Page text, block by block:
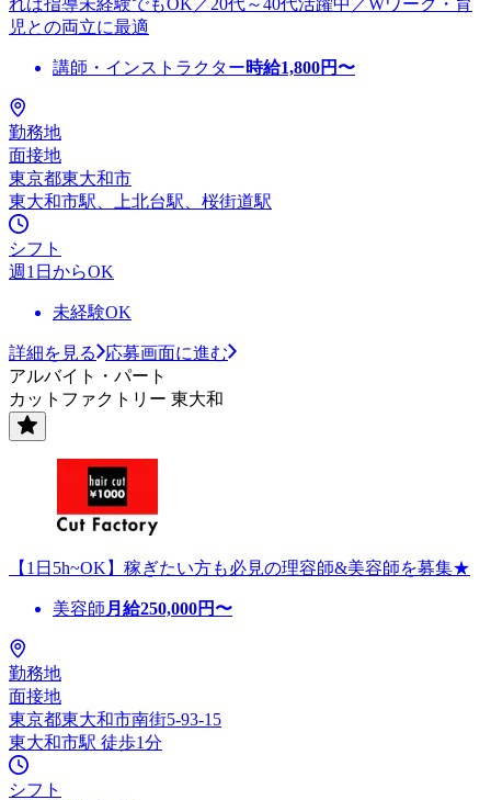
児との両立に最適
講師・インストラクター時給1,800円〜
勤務地
面接地
東京都東大和市
東大和市駅、上北台駅、桜街道駅
シフト
週1日からOK
未経験OK
詳細を見る
応募画面に進む
アルバイト・パート
カットファクトリー 東大和
【1日5h~OK】稼ぎたい方も必見の理容師&美容師を募集★
美容師 月給250,000円〜
勤務地
面接地
東京都東大和市南街5-93-15
東大和市駅 徒歩1分
シフト